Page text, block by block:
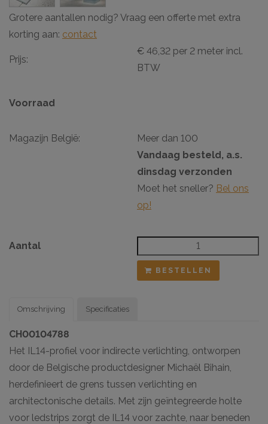
Grotere aantallen nodig? Vraag een offerte met extra
korting aan: contact
Prijs:
€ 46,32 per 2 meter incl.
BTW
Voorraad
Magazijn België:
Meer dan 100
Vandaag besteld, a.s.
dinsdag verzonden
Moet het sneller? Bel ons
op!
Aantal
BESTELLEN
Omschrijving
CH00104788
Het IL14-profiel voor indirecte verlichting, ontworpen
door de Belgische productdesigner Michaël Bihain,
herdefinieert de grens tussen verlichting en
architectonische details. Met zijn geïntegreerde holte
voor ledstrips zorgt de IL14 voor zachte, naar beneden
Specificaties